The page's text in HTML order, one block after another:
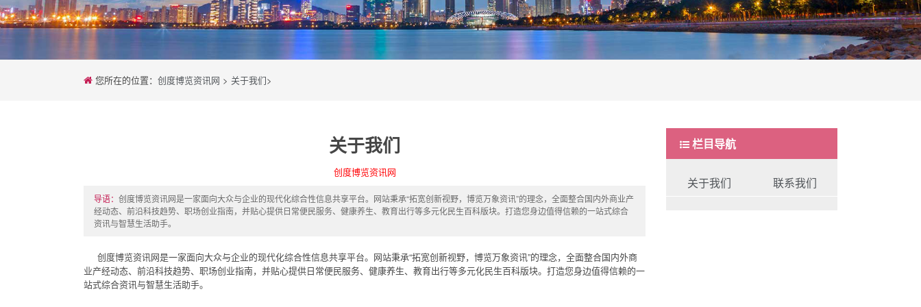
您所在的位置： 创度博览资讯网 > 关于我们>
关于我们
创度博览资讯网
导语： 创度博览资讯网是一家面向大众与企业的现代化综合性信息共享平台。网站秉承“拓宽创新视野，博览万象资讯”的理念，全面整合国内外商业产
经动态、前沿科技趋势、职场创业指南，并贴心提供日常便民服务、健康养生、教育出行等多元化民生百科版块。打造您身边值得信赖的一站式综合
资讯与智慧生活助手。
创度博览资讯网是一家面向大众与企业的现代化综合性信息共享平台。网站秉承“拓宽创新视野，博览万象资讯”的理念，全面整合国内外商
业产经动态、前沿科技趋势、职场创业指南，并贴心提供日常便民服务、健康养生、教育出行等多元化民生百科版块。打造您身边值得信赖的一
站式综合资讯与智慧生活助手。
栏目导航
关于我们 联系我们